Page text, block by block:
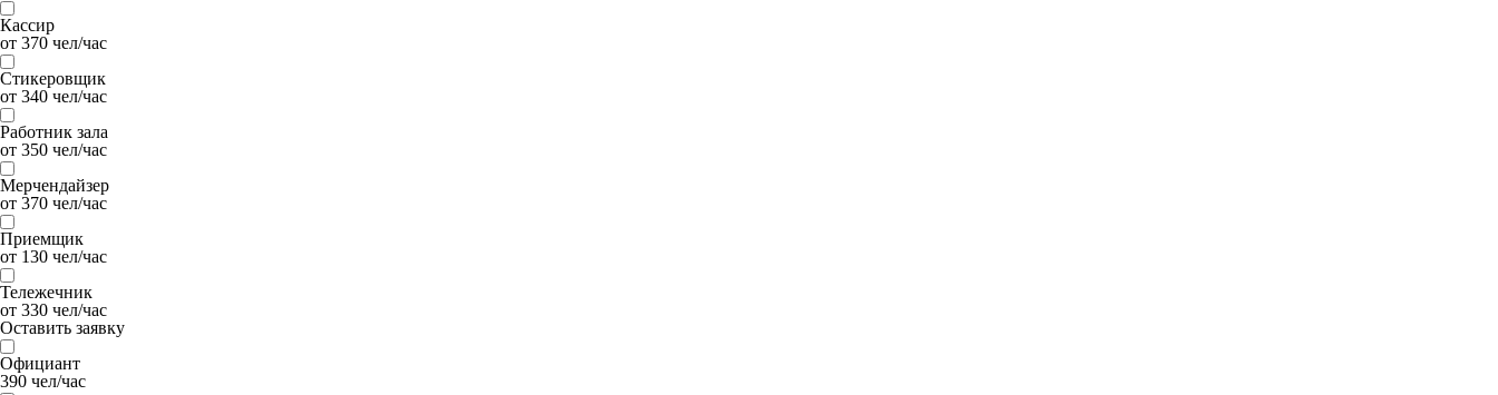
Кассир
от 370 чел/час
Стикеровщик
от 340 чел/час
Работник зала
от 350 чел/час
Мерчендайзер
от 370 чел/час
Приемщик
от 130 чел/час
Тележечник
от 330 чел/час
Оставить заявку
Официант
390 чел/час